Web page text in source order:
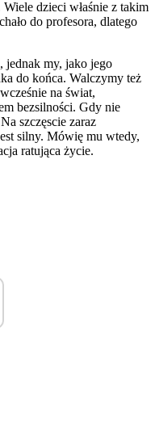
dzieci właśnie z takim
do profesora, dlatego
jednak my, jako jego
do końca. Walczymy też
na świat,
bezsilności. Gdy nie
szczęscie zaraz
silny. Mówię mu wtedy,
ratująca życie.